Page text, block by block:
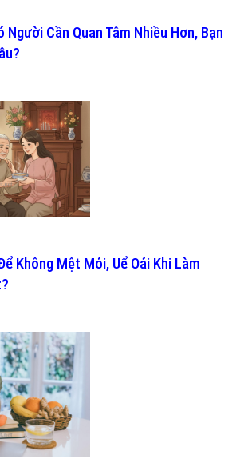
Người Cần Quan Tâm Nhiều Hơn, Bạn
Không Mệt Mỏi, Uể Oải Khi Làm